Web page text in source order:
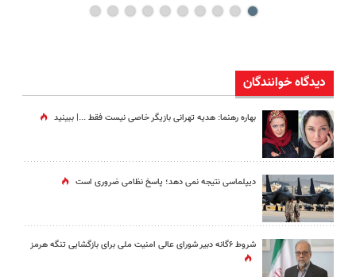
دیدگاه خوانندگان
بهاره رهنما: هدیه تهرانی بازیگر خاصی نیست فقط ...|‌ ببینید
دیپلماسی نتیجه‌ نمی دهد؛ پاسخ نظامی ضروری است
شروط ۶گانه دبیر شورای عالی امنیت ملی برای بازگشایی تنگه هرمز